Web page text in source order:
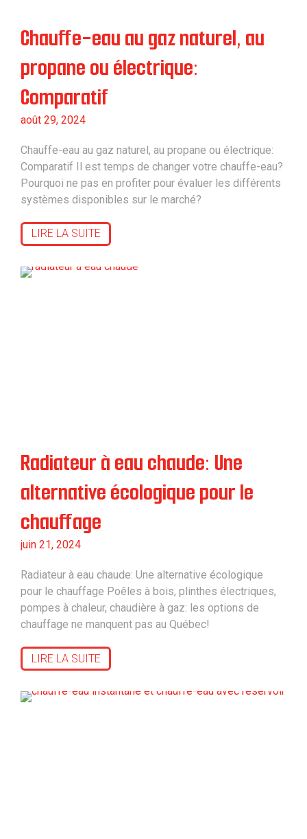
Chauffe-eau au gaz naturel, au
propane ou électrique:
Comparatif
août 29, 2024
Chauffe-eau au gaz naturel, au propane ou électrique:
Comparatif Il est temps de changer votre chauffe-eau?
Pourquoi ne pas en profiter pour évaluer les différents
systèmes disponibles sur le marché?
LIRE LA SUITE
Radiateur à eau chaude: Une
alternative écologique pour le
chauffage
juin 21, 2024
Radiateur à eau chaude: Une alternative écologique
pour le chauffage Poêles à bois, plinthes électriques,
pompes à chaleur, chaudière à gaz: les options de
chauffage ne manquent pas au Québec!
LIRE LA SUITE